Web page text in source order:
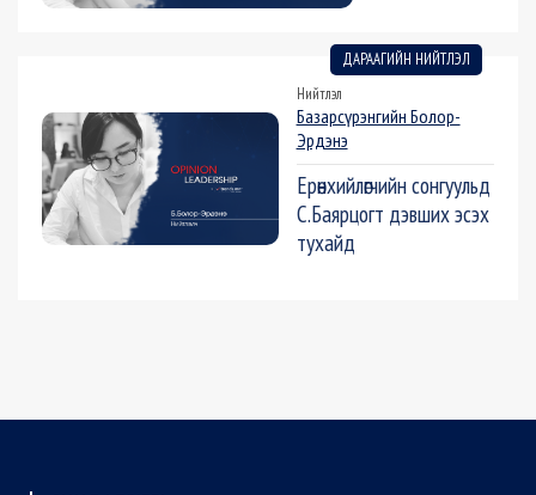
ДАРААГИЙН НИЙТЛЭЛ
Нийтлэл
Базарсүрэнгийн Болор-
Эрдэнэ
Ерөнхийлөгчийн сонгуульд
С.Баярцогт дэвших эсэх
тухайд